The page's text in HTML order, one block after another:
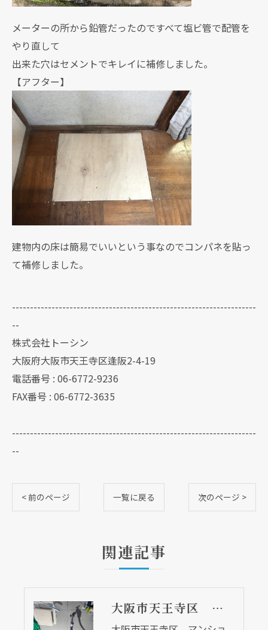
メーターの所から鉛管だったのですべて塩ビ管で配管を
やり直して
出来た穴はセメントでキレイに補修しました。
【アフター】
建物内の床は簡易でいいという事なのでコンパネを貼っ
て補修しました。
--------------------------------------------------------------------
--
株式会社トーシン
大阪府大阪市天王寺区逢阪2-4-19
電話番号 : 06-6772-9236
FAX番号 : 06-6772-3635
--------------------------------------------------------------------
--
< 前のページ 一覧に戻る 次のページ >
関連記事
大阪市天王寺区 マンションの水漏れ修理工事 コン柱の根元で水漏れ